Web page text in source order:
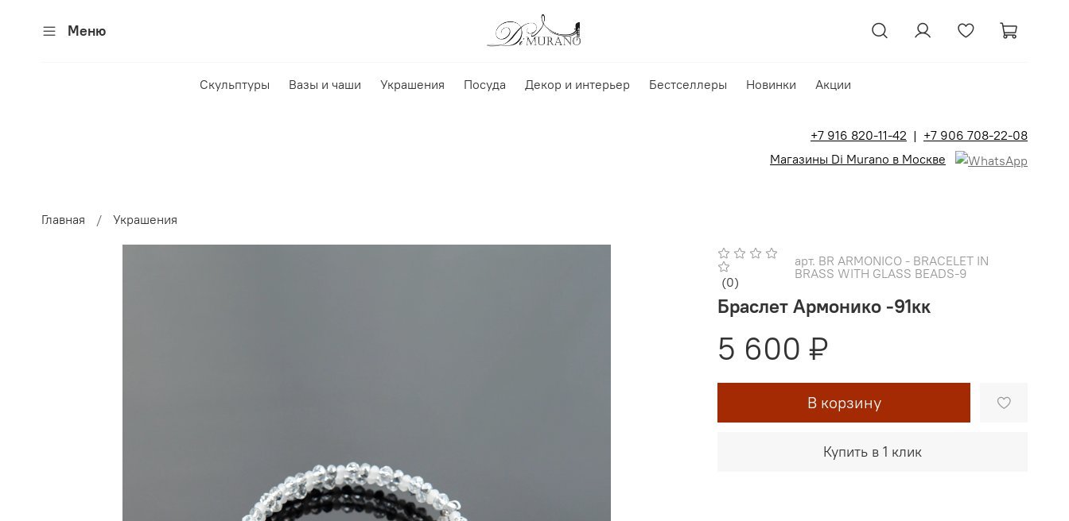
Меню
Скульптуры Вазы и чаши Украшения Посуда Декор и интерьер Бестселлеры Новинки Акции
+7 916 820-11-42 | +7 906 708-22-08
Магазины Di Murano в Москве
Главная Украшения
(0)
арт. BR ARMONICO - BRACELET IN
BRASS WITH GLASS BEADS-9
Браслет Армонико -91кк
5 600 ₽
В корзину
Купить в 1 клик